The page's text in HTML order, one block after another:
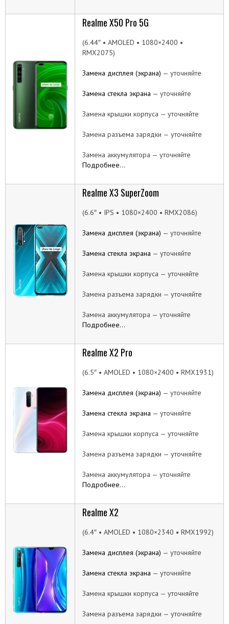
Realme X50 Pro 5G
(6.44″ • AMOLED • 1080×2400 •
RMX2075)
Замена дисплея (экрана) — уточняйте
Замена стекла экрана — уточняйте
Замена крышки корпуса — уточняйте
Замена разъема зарядки — уточняйте
Замена аккумулятора — уточняйте
Подробнее…
Realme X3 SuperZoom
(6.6″ • IPS • 1080×2400 • RMX2086)
Замена дисплея (экрана) — уточняйте
Замена стекла экрана — уточняйте
Замена крышки корпуса — уточняйте
Замена разъема зарядки — уточняйте
Замена аккумулятора — уточняйте
Подробнее…
Realme X2 Pro
(6.5″ • AMOLED • 1080×2400 • RMX1931)
Замена дисплея (экрана) — уточняйте
Замена стекла экрана — уточняйте
Замена крышки корпуса — уточняйте
Замена разъема зарядки — уточняйте
Замена аккумулятора — уточняйте
Подробнее…
Realme X2
(6.4″ • AMOLED • 1080×2340 • RMX1992)
Замена дисплея (экрана) — уточняйте
Замена стекла экрана — уточняйте
Замена крышки корпуса — уточняйте
Замена разъема зарядки — уточняйте